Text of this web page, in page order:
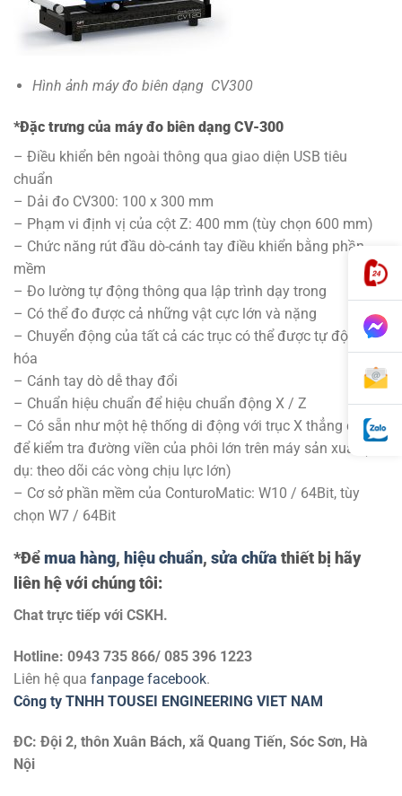
Hình ảnh máy đo biên dạng CV300
*Đặc trưng của máy đo biên dạng CV-300
– Điều khiển bên ngoài thông qua giao diện USB tiêu
chuẩn
– Dải đo CV300: 100 x 300 mm
– Phạm vi định vị của cột Z: 400 mm (tùy chọn 600 mm)
– Chức năng rút đầu dò-cánh tay điều khiển bằng phần
mềm
– Đo lường tự động thông qua lập trình dạy trong
– Có thể đo được cả những vật cực lớn và nặng
– Chuyển động của tất cả các trục có thể được tự động
hóa
– Cánh tay dò dễ thay đổi
– Chuẩn hiệu chuẩn để hiệu chuẩn động X / Z
– Có sẵn như một hệ thống di động với trục X thẳng đứng
để kiểm tra đường viền của phôi lớn trên máy sản xuất (ví
dụ: theo dõi các vòng chịu lực lớn)
– Cơ sở phần mềm của ConturoMatic: W10 / 64Bit, tùy
chọn W7 / 64Bit
*Đểmua hàng, hiệu chuẩn, sửa chữa thiết bị hãy
liên hệ với chúng tôi:
Chat trực tiếp với CSKH.
Hotline: 0943 735 866/ 085 396 1223
Liên hệ qua fanpage facebook.
Công ty TNHH TOUSEI ENGINEERING VIET NAM
ĐC: Đội 2, thôn Xuân Bách, xã Quang Tiến, Sóc Sơn, Hà
Nội